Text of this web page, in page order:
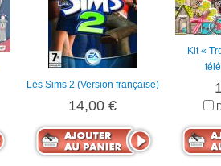
Les Sims 2 (Version française)
14,00 €
Kit «